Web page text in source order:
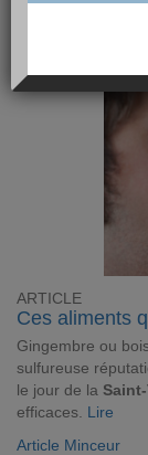
ARTICLE
Ces aliments
Gingembre ou
sulfureuse
le jour de la
efficaces. Lire
Article Minceur